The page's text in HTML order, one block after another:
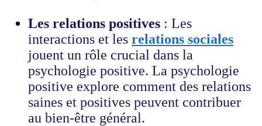
Les relations positives : Les
interactions et les relations sociales
jouent un rôle crucial dans la
psychologie positive. La psychologie
positive explore comment des relations
saines et positives peuvent contribuer
au bien-être général.